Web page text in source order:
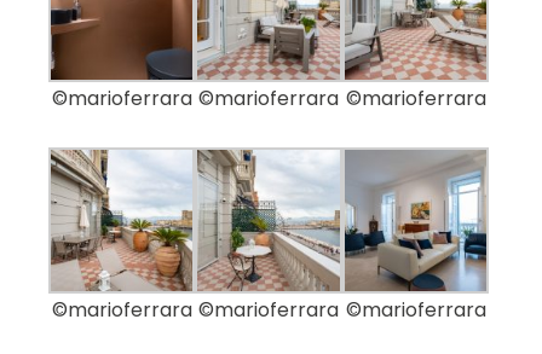
©marioferrara ©marioferrara ©marioferrara
©marioferrara ©marioferrara ©marioferrara